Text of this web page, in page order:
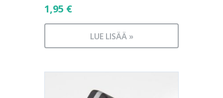
1,95 €
LUE LISÄÄ »